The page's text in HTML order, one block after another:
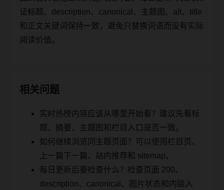
证标题、description、canonical、主题图、alt、title
和正文关键词保持一致，避免只替换词语而没有实际
阅读价值。
相关问题
实时热榜内容应该从哪里开始看？建议先看标
题、摘要、主题图和栏目入口是否一致。
如何继续浏览同主题页面？可以使用栏目页、
上一篇下一篇、站内推荐和 sitemap。
每日更新后要检查什么？检查页面 200、
description、canonical、图片状态和内链入